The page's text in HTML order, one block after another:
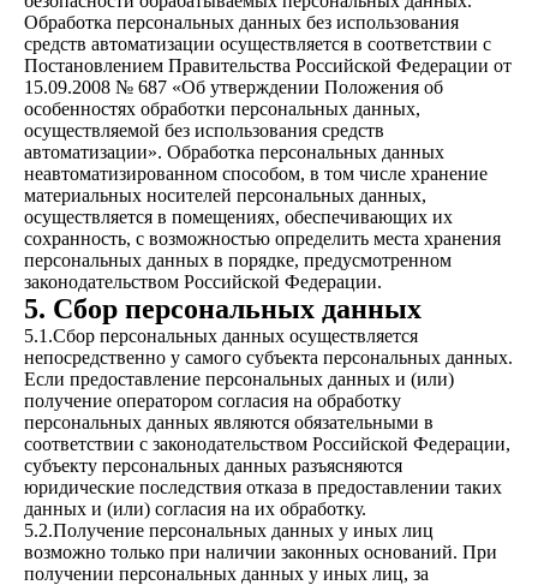
Обработка персональных данных без использования
средств автоматизации осуществляется в соответствии с
Постановлением Правительства Российской Федерации от
15.09.2008 № 687 «Об утверждении Положения об
особенностях обработки персональных данных,
осуществляемой без использования средств
автоматизации». Обработка персональных данных
неавтоматизированном способом, в том числе хранение
материальных носителей персональных данных,
осуществляется в помещениях, обеспечивающих их
сохранность, с возможностью определить места хранения
персональных данных в порядке, предусмотренном
законодательством Российской Федерации.
5. Сбор персональных данных
5.1.Сбор персональных данных осуществляется
непосредственно у самого субъекта персональных данных.
Если предоставление персональных данных и (или)
получение оператором согласия на обработку
персональных данных являются обязательными в
соответствии с законодательством Российской Федерации,
субъекту персональных данных разъясняются
юридические последствия отказа в предоставлении таких
данных и (или) согласия на их обработку.
5.2.Получение персональных данных у иных лиц
возможно только при наличии законных оснований. При
получении персональных данных у иных лиц, за